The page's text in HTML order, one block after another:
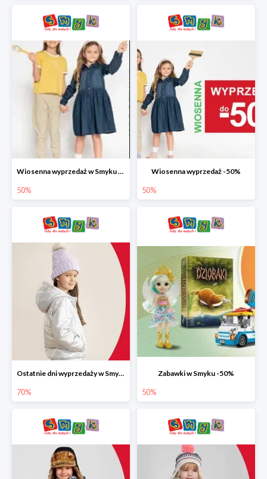
Wiosenna wyprzedaż w Smyku do -50%
50%
Wiosenna wyprzedaż -50%
50%
Ostatnie dni wyprzedaży w Smyku do -70%
70%
Zabawki w Smyku -50%
50%